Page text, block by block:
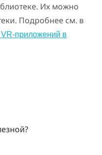
Их можно
Подробнее см. в
VR-приложений в